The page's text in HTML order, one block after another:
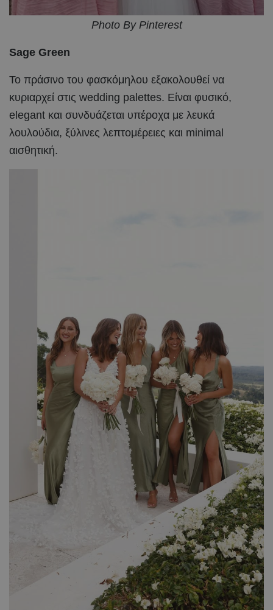
Photo By Pinterest
Sage Green
Το πράσινο του φασκόμηλου εξακολουθεί να
κυριαρχεί στις wedding palettes. Είναι φυσικό,
elegant και συνδυάζεται υπέροχα με λευκά
λουλούδια, ξύλινες λεπτομέρειες και minimal
αισθητική.